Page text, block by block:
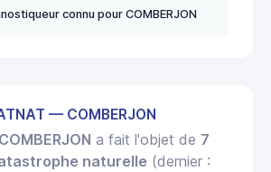
connu pour COMBERJON
— COMBERJON
COMBERJON a fait l'objet de 7
naturelle (dernier :